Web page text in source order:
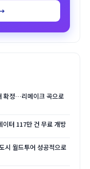
확정…리메이크 곡으로
이터 117만 건 무료 개방
시 월드투어 성공적으로